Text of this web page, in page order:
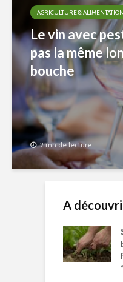
AGRICULTURE & ALIMENTATION
Le vin avec
pas la même
bouche
2 mn de lecture
A